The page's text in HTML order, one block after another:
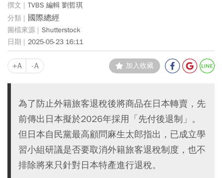
TVBS 編輯 劉哲琪
國際總經
Shutterstock
2025-05-23 16:11
+A -A 加入收藏
為了防止外籍旅客退稅後將商品在日本轉賣，先
前傳出日本擬於2026年採用「先付後退制」。
但日本自民黨最高顧問麻生太郎指出，已成立學
習小組研議是否要取消外籍旅客退稅制度，也不
排除將來只針對日本特產進行退稅。